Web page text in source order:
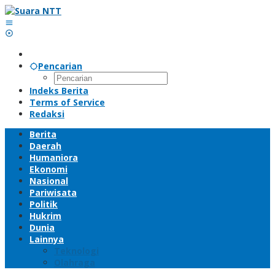
Lewati
ke
konten
Pencarian
Indeks Berita
Terms of Service
Redaksi
Berita
Daerah
Humaniora
Ekonomi
Nasional
Pariwisata
Politik
Hukrim
Dunia
Lainnya
Teknologi
Olahraga